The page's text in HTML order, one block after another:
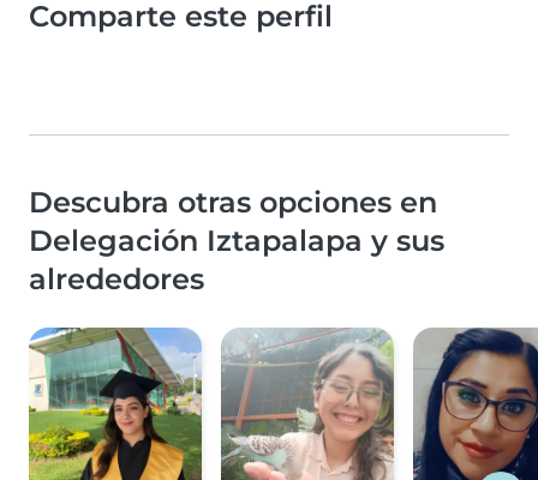
Comparte este perfil
Descubra otras opciones en
Delegación Iztapalapa y sus
alrededores